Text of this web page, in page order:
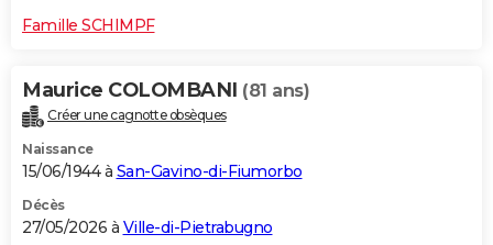
Famille SCHIMPF
Maurice COLOMBANI (81 ans)
Créer une cagnotte obsèques
Naissance
15/06/1944 à San-Gavino-di-Fiumorbo
Décès
27/05/2026 à Ville-di-Pietrabugno